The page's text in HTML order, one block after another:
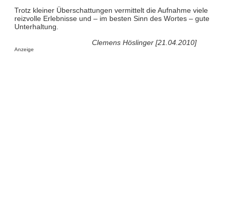
Trotz kleiner Überschattungen vermittelt die Aufnahme viele
reizvolle Erlebnisse und – im besten Sinn des Wortes – gute
Unterhaltung.
Clemens Höslinger [21.04.2010]
Anzeige